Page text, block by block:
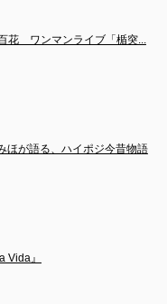
花　ワンマンライブ「楯突...
ほが語る、ハイポジ今昔物語
Vida』